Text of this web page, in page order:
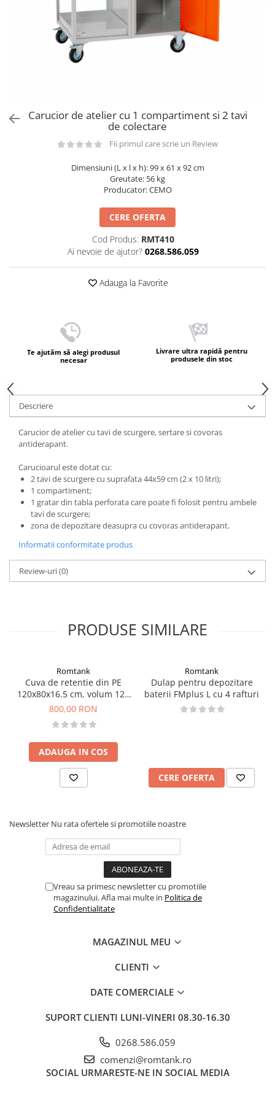
Rezervoare stationare supraterane
Rezervoare stationare subterane
Carucior de atelier cu 1 compartiment si 2 tavi
de colectare
Fii primul care scrie un Review
Dimensiuni (L x l x h): 99 x 61 x 92 cm
Greutate: 56 kg
Producator: CEMO
CERE OFERTA
Cod Produs: RMT410
Ai nevoie de ajutor? 0268.586.059
Adauga la Favorite
Te ajutăm să alegi produsul
necesar
Livrare ultra rapidă pentru
produsele din stoc
Descriere
Carucior de atelier cu tavi de scurgere, sertare si covoras
antiderapant.
Carucioarul este dotat cu:
2 tavi de scurgere cu suprafata 44x59 cm (2 x 10 litri);
1 compartiment;
1 gratar din tabla perforata care poate fi folosit pentru ambele
tavi de scurgere;
zona de depozitare deasupra cu covoras antiderapant.
Informatii conformitate produs
Review-uri(0)
PRODUSE SIMILARE
Romtank
Cuva de retentie din PE
120x80x16.5 cm, volum 120
l
800,00 RON
ADAUGA IN COS
Romtank
Dulap pentru depozitare
baterii FMplus L cu 4 rafturi
CERE OFERTA
Newsletter Nu rata ofertele si promotiile noastre
Vreau sa primesc newsletter cu promotiile
magazinului. Afla mai multe in Politica de
Confidentialitate
MAGAZINUL MEU
CLIENTI
DATE COMERCIALE
SUPORT CLIENTI LUNI-VINERI 08.30-16.30
0268.586.059
comenzi@romtank.ro
SOCIAL URMARESTE-NE IN SOCIAL MEDIA